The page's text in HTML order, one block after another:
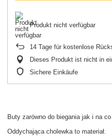
Produkt nicht verfügbar
14 Tage für kostenlose
Dieses Produkt ist nicht in
Sichere Einkäufe
Buty zarówno do biegania jak i na
Oddychająca cholewka to materiał.